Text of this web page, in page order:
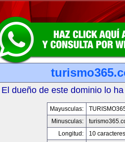
El dueño de este dominio lo
Mayusculas:
Minusculas:
Longitud:
10 caracteres